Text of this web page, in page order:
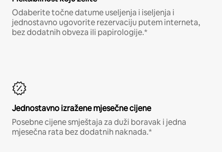
Odaberite točne datume useljenja i iseljenja i
jednostavno ugovorite rezervaciju putem interneta,
bez dodatnih obveza ili papirologije.*
Jednostavno izražene mjesečne cijene
Posebne cijene smještaja za duži boravak i jedna
mjesečna rata bez dodatnih naknada.*